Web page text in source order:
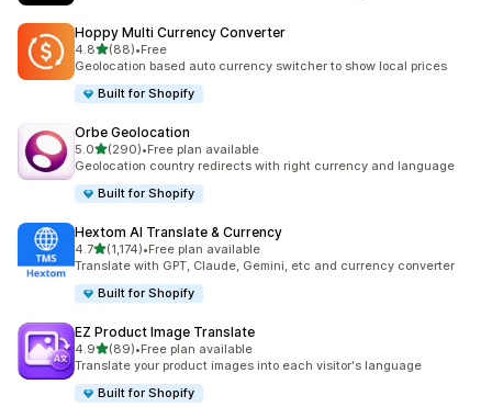
Hoppy Multi Currency Converter
4.8별 5개 중
(88)
총 리뷰 88개
•Free
Geolocation based auto currency switcher to show local prices
Built for Shopify
Orbe Geolocation
5.0별 5개 중
(290)
총 리뷰 290개
•Free plan available
Geolocation country redirects with right currency and language
Built for Shopify
Hextom AI Translate & Currency
4.7별 5개 중
(1,174)
총 리뷰 1174개
•Free plan available
Translate with GPT, Claude, Gemini, etc and currency converter
Built for Shopify
EZ Product Image Translate
4.9별 5개 중
(89)
총 리뷰 89개
•Free plan available
Translate your product images into each visitor's language
Built for Shopify